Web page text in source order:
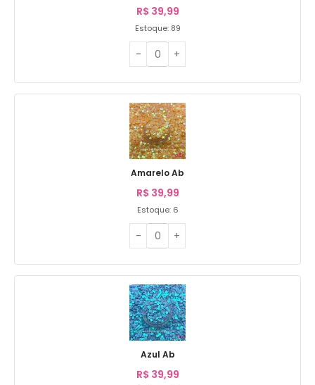
R$ 39,99
Estoque: 89
Amarelo Ab
R$ 39,99
Estoque: 6
Azul Ab
R$ 39,99